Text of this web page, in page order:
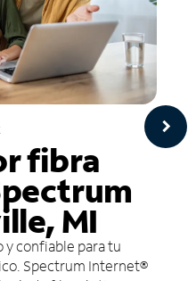
fibra
MI
confiable para tu
Spectrum Internet®